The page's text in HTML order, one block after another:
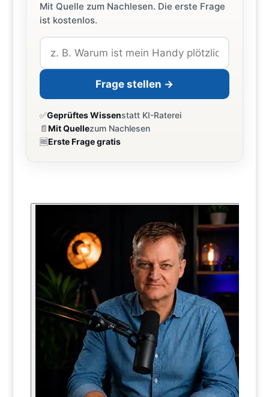
Mit Quelle zum Nachlesen. Die erste Frage
ist kostenlos.
Frage stellen →
✅Geprüftes Wissenstatt KI-Raterei
📄Mit Quellezum Nachlesen
🆓Erste Frage gratis